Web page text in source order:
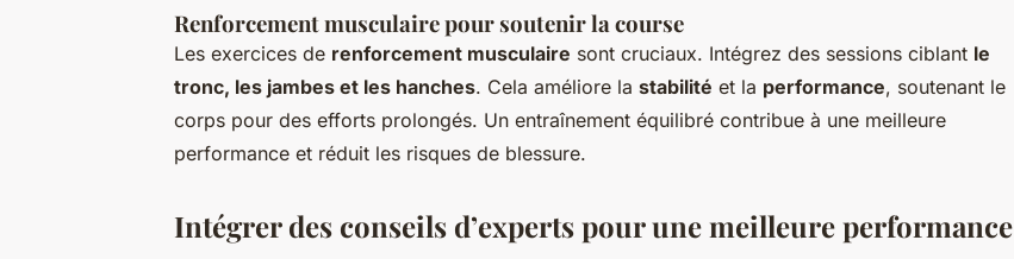
Renforcement musculaire pour soutenir la course
Les exercices de renforcement musculaire sont cruciaux. Intégrez des sessions ciblant le
tronc, les jambes et les hanches. Cela améliore la stabilité et la performance, soutenant le
corps pour des efforts prolongés. Un entraînement équilibré contribue à une meilleure
performance et réduit les risques de blessure.
Intégrer des conseils d’experts pour une meilleure performance